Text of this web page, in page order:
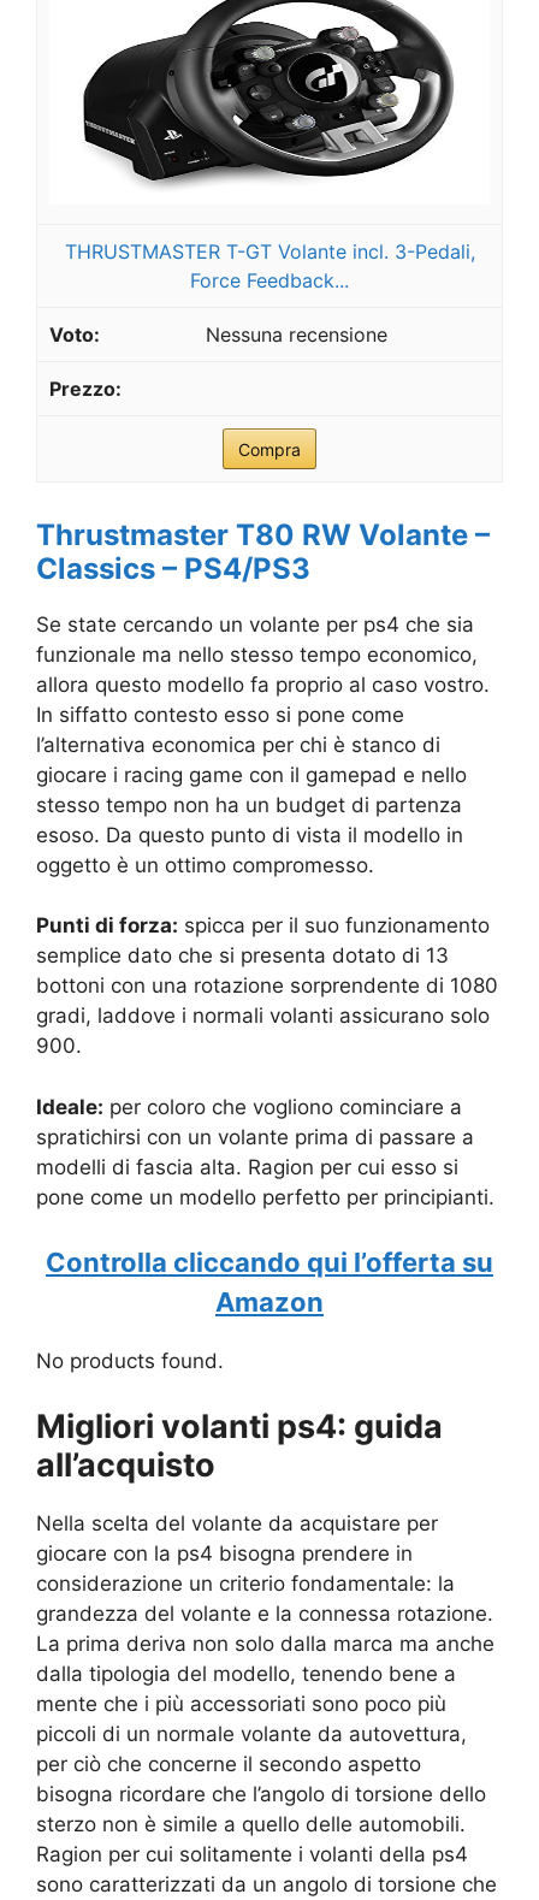
THRUSTMASTER T-GT Volante incl. 3-Pedali,
Force Feedback...
Nessuna recensione
Compra
Thrustmaster T80 RW Volante –
Classics – PS4/PS3
Se state cercando un volante per ps4 che sia
funzionale ma nello stesso tempo economico,
allora questo modello fa proprio al caso vostro.
In siffatto contesto esso si pone come
l’alternativa economica per chi è stanco di
giocare i racing game con il gamepad e nello
stesso tempo non ha un budget di partenza
esoso. Da questo punto di vista il modello in
oggetto è un ottimo compromesso.
Punti di forza: spicca per il suo funzionamento
semplice dato che si presenta dotato di 13
bottoni con una rotazione sorprendente di 1080
gradi, laddove i normali volanti assicurano solo
900.
Ideale: per coloro che vogliono cominciare a
spratichirsi con un volante prima di passare a
modelli di fascia alta. Ragion per cui esso si
pone come un modello perfetto per principianti.
Controlla cliccando qui l’offerta su
Amazon
No products found.
Migliori volanti ps4: guida
all’acquisto
Nella scelta del volante da acquistare per
giocare con la ps4 bisogna prendere in
considerazione un criterio fondamentale: la
grandezza del volante e la connessa rotazione.
La prima deriva non solo dalla marca ma anche
dalla tipologia del modello, tenendo bene a
mente che i più accessoriati sono poco più
piccoli di un normale volante da autovettura,
per ciò che concerne il secondo aspetto
bisogna ricordare che l’angolo di torsione dello
sterzo non è simile a quello delle automobili.
Ragion per cui solitamente i volanti della ps4
sono caratterizzati da un angolo di torsione che